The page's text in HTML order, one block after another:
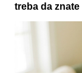
treba da